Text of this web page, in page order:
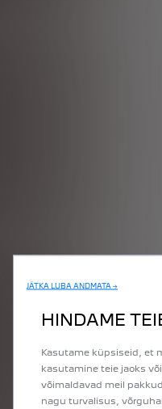
JÄTKA LUBA ANDMATA →
HINDAME
Kasutame küpsiseid, et
kasutamine teie jaoks
võimaldavad meil
nagu turvalisus,